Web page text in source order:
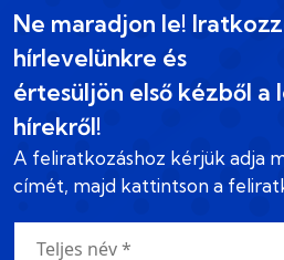
Ne maradjon le!
hírlevelünkre és
értesüljön első kézből a
hírekről!
A feliratkozáshoz kérjük adja
címét, majd kattintson a